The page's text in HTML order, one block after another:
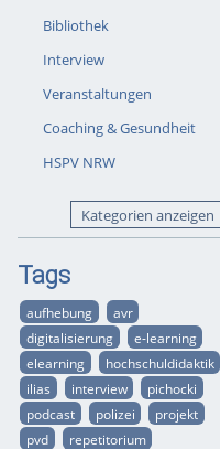
Bibliothek
Interview
Veranstaltungen
Coaching & Gesundheit
HSPV NRW
Kategorien anzeigen
Tags
aufhebung
avr
digitalisierung
e-learning
elearning
hochschuldidaktik
ilias
interview
pichocki
podcast
polizei
projekt
pvd
repetitorium